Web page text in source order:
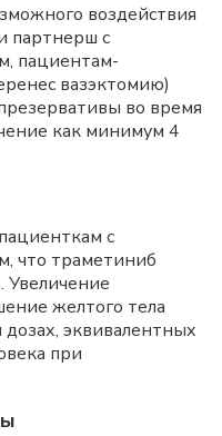
воздействия
партнерш с
пациентам-
вазэктомию)
во время
как минимум 4
с
что траметиниб
Увеличение
желтого тела
эквивалентных
при